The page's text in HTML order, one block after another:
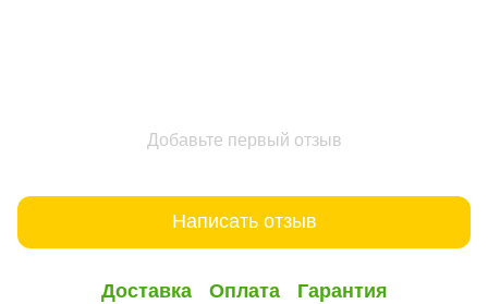
Добавьте первый отзыв
Написать отзыв
Доставка Оплата Гарантия